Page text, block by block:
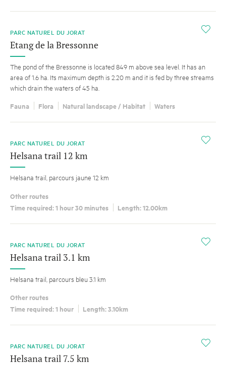
i
PARC NATUREL DU JORAT
Etang de la Bressonne
The pond of the Bressonne is located 849 m above sea level. It has an
area of 1.6 ha. Its maximum depth is 2.20 m and it is fed by three streams
which drain the waters of 45 ha.
Fauna Flora Natural landscape / Habitat Waters
i
PARC NATUREL DU JORAT
Helsana trail 12 km
Helsana trail, parcours jaune 12 km
Other routes
Time required: 1 hour 30 minutes
Length: 12.00km
i
PARC NATUREL DU JORAT
Helsana trail 3.1 km
Helsana trail, parcours bleu 3.1 km
Other routes
Time required: 1 hour
Length: 3.10km
i
PARC NATUREL DU JORAT
Helsana trail 7.5 km